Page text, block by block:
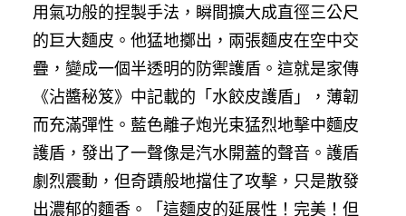
用氣功般的捏製手法，瞬間擴大成直徑三公尺
的巨大麵皮。他猛地擲出，兩張麵皮在空中交
疊，變成一個半透明的防禦護盾。這就是家傳
《沾醬秘笈》中記載的「水餃皮護盾」，薄韌
而充滿彈性。藍色離子炮光束猛烈地擊中麵皮
護盾，發出了一聲像是汽水開蓋的聲音。護盾
劇烈震動，但奇蹟般地擋住了攻擊，只是散發
出濃郁的麵香。「這麵皮的延展性！完美！但